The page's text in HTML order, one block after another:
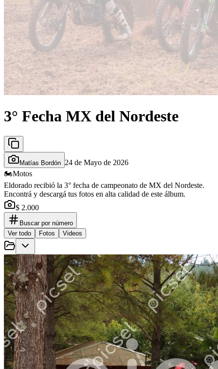
3° Fecha MX del Nordeste
Matías Bordón 24 de Mayo de 2026
🏍️Motos
Eldorado recibió la 3° fecha de campeonato de MX del Nordeste.
Encontrá y descargá tus fotos en alta calidad de este álbum.
$ 2.000
Buscar por número
Ver todo
Fotos Videos